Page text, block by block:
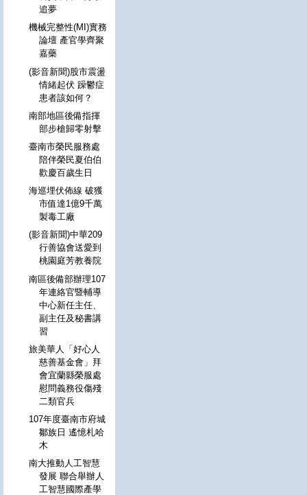
追夢
機械完整性(MI)實務
論壇 產官學齊聚
嘉藥
(影音新聞)股市震盪
情緒起伏 躁鬱症
患者該如何？
南部地區後備指揮
部步槍歸零射擊
臺南市榮民服務處
陪伴榮民夏伯伯
歡慶百歲生日
海巡埋伏佈線 破獲
市值達1億9千萬
製毒工廠
(影音新聞)中華209
行善協會送愛到
桃園庭芳教養院
南區後備部辦理107
年連絡官暨輔導
中心新任主任、
副主任及秘書講
習
旅美華人「好心人
慈善基金會」拜
會宜蘭縣榮服處
慰問義務役傷殘
二類官兵
107年度臺南市府城
鄒族日 遙憶札哈
木
南大推動人工智慧
發展 聯合舉辦人
工智慧國際產學